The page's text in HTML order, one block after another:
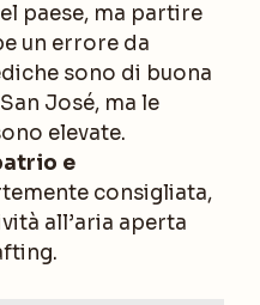
paese, ma partire
un errore da
sono di buona
José, ma le
elevate.
e
consigliata,
all’aria aperta